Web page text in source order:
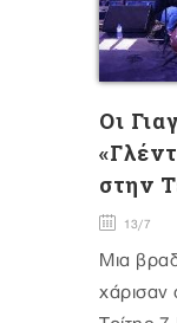
Οι
στην
13/7
Μια
χάρισαν